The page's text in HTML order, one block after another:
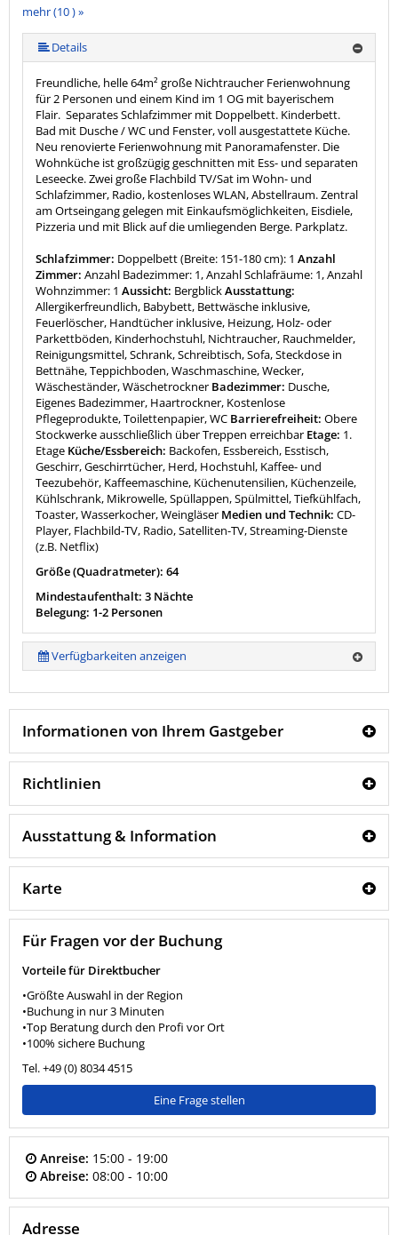
mehr (10 ) »
mehr (10 ) »
mehr (10 ) »
mehr (10 ) »
mehr (10 ) »
mehr (10 ) »
mehr (10 ) »
Details
Freundliche, helle 64m² große Nichtraucher Ferienwohnung
für 2 Personen und einem Kind im 1 OG mit bayerischem
Flair. Separates Schlafzimmer mit Doppelbett. Kinderbett.
Bad mit Dusche / WC und Fenster, voll ausgestattete Küche.
Neu renovierte Ferienwohnung mit Panoramafenster. Die
Wohnküche ist großzügig geschnitten mit Ess- und separaten
Leseecke. Zwei große Flachbild TV/Sat im Wohn- und
Schlafzimmer, Radio, kostenloses WLAN, Abstellraum. Zentral
am Ortseingang gelegen mit Einkaufsmöglichkeiten, Eisdiele,
Pizzeria und mit Blick auf die umliegenden Berge. Parkplatz.
Schlafzimmer: Doppelbett (Breite: 151-180 cm): 1 Anzahl
Zimmer: Anzahl Badezimmer: 1, Anzahl Schlafräume: 1, Anzahl
Wohnzimmer: 1 Aussicht: BergblickAusstattung:
Allergikerfreundlich, Babybett, Bettwäsche inklusive,
Feuerlöscher, Handtücher inklusive, Heizung, Holz- oder
Parkettböden, Kinderhochstuhl, Nichtraucher, Rauchmelder,
Reinigungsmittel, Schrank, Schreibtisch, Sofa, Steckdose in
Bettnähe, Teppichboden, Waschmaschine, Wecker,
Wäscheständer, Wäschetrockner Badezimmer: Dusche,
Eigenes Badezimmer, Haartrockner, Kostenlose
Pflegeprodukte, Toilettenpapier, WC Barrierefreiheit: Obere
Stockwerke ausschließlich über Treppen erreichbar Etage: 1.
Etage Küche/Essbereich: Backofen, Essbereich, Esstisch,
Geschirr, Geschirrtücher, Herd, Hochstuhl, Kaffee- und
Teezubehör, Kaffeemaschine, Küchenutensilien, Küchenzeile,
Kühlschrank, Mikrowelle, Spüllappen, Spülmittel, Tiefkühlfach,
Toaster, Wasserkocher, Weingläser Medien und Technik: CD-
Player, Flachbild-TV, Radio, Satelliten-TV, Streaming-Dienste
(z.B. Netflix)
Größe (Quadratmeter): 64
Mindestaufenthalt: 3 Nächte
Belegung: 1-2 Personen
Verfügbarkeiten anzeigen
Informationen von Ihrem Gastgeber
Richtlinien
Ausstattung & Information
Karte
Für Fragen vor der Buchung
Vorteile für Direktbucher
•Größte Auswahl in der Region
•Buchung in nur 3 Minuten
•Top Beratung durch den Profi vor Ort
•100% sichere Buchung
Tel. +49 (0) 8034 4515
Eine Frage stellen
Anreise: 15:00 - 19:00
Abreise: 08:00 - 10:00
Adresse